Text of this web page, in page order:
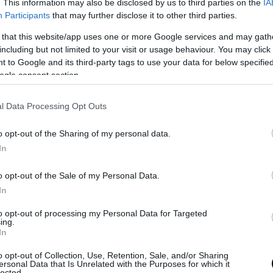
This information may also be disclosed by us to third parties on the
Participants that may further disclose it to other third parties.
that this website/app uses one or more Google services and may
but not limited to your visit or usage behaviour. You may
to Google and its third-party tags to use your data for below
consent section.
Data Processing Opt Outs
opt-out of the Sharing of my personal data.
opt-out of the Sale of my Personal Data.
opt-out of processing my Personal Data for Targeted
opt-out of Collection, Use, Retention, Sale, and/or Sharing
Data that Is Unrelated with the Purposes for which it
PRONEWS.GR /ΕΝΟΠΛΕΣ ΣΥΓΚΡΟΥΣΕΙΣ
H Σ.Αραβία κατέρριψε 16 drones που
κινούνταν προς το πεδίο πετρελαίου και
φυσικού αερίου Shaybah
07.03.2026 | 08:16